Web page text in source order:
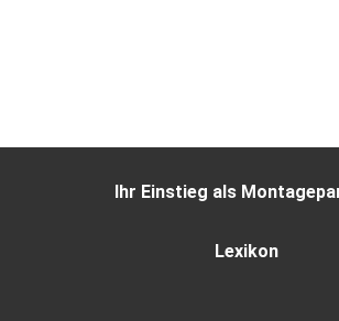
Ihr Einstieg als
Lexikon